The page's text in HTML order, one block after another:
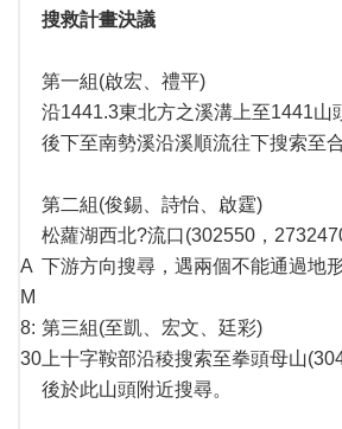
A
M
8:
30
搜救計畫決議
第一組(啟宏、禮平)
沿1441.3東北方之溪溝上至1441山
後下至南勢溪沿溪順流往下搜索至
第二組(俊錫、詩怡、啟霆)
松蘿湖西北?流口(302550，
下游方向搜尋，遇兩個不能通過地
第三組(至凱、宏文、廷彩)
上十字鞍部沿稜搜索至拳頭母山
後於此山頭附近搜尋。